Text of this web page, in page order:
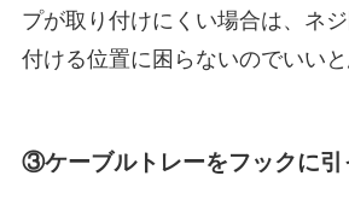
プが取り付けにくい場合は、ネ
付ける位置に困らないのでいいと
③ケーブルトレーをフックに引